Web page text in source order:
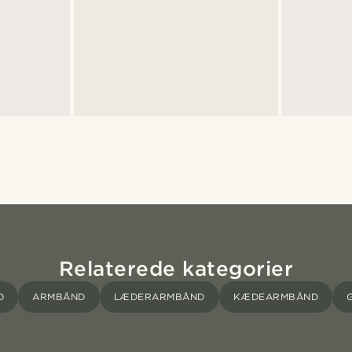
Relaterede kategorier
ARMBÅND LÆDERARMBÅND KÆDEARMBÅND